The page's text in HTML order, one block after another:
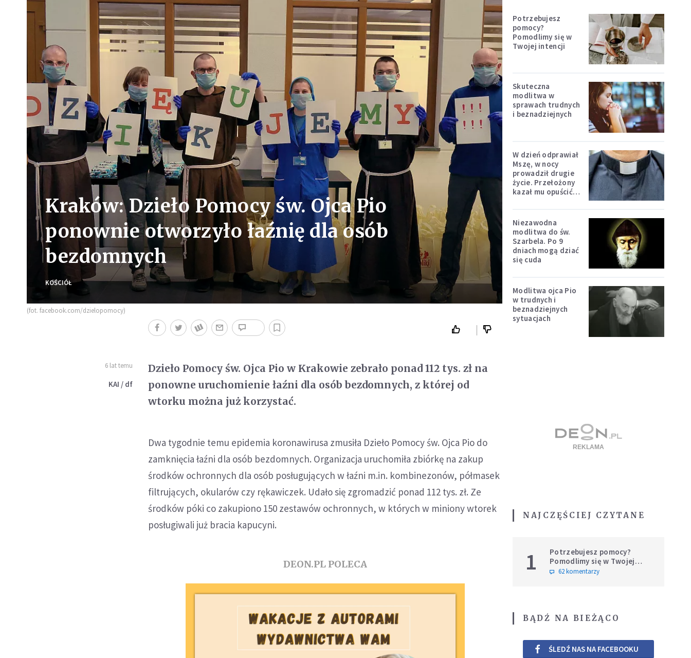
Kraków: Dzieło Pomocy św. Ojca Pio
ponownie otworzyło łaźnię dla osób
bezdomnych
KOŚCIÓŁ
(fot. facebook.com/dzielopomocy)
6 lat temu
KAI / df
Dzieło Pomocy św. Ojca Pio w Krakowie zebrało ponad 112 tys. zł na
ponowne uruchomienie łaźni dla osób bezdomnych, z której od
wtorku można już korzystać.
Dwa tygodnie temu epidemia koronawirusa zmusiła Dzieło Pomocy św. Ojca Pio do
zamknięcia łaźni dla osób bezdomnych. Organizacja uruchomiła zbiórkę na zakup
środków ochronnych dla osób posługujących w łaźni m.in. kombinezonów, półmasek
filtrujących, okularów czy rękawiczek. Udało się zgromadzić ponad 112 tys. zł. Ze
środków póki co zakupiono 150 zestawów ochronnych, w których w miniony wtorek
posługiwali już bracia kapucyni.
DEON.PL POLECA
Potrzebujesz
pomocy?
Pomodlimy się w
Twojej intencji
Skuteczna
modlitwa w
sprawach trudnych
i beznadziejnych
W dzień odprawiał
Mszę, w nocy
prowadził drugie
życie. Przełożony
kazał mu opuścić
Niezawodna
modlitwa do św.
Szarbela. Po 9
dniach mogą dziać
się cuda
Modlitwa ojca Pio
w trudnych i
beznadziejnych
sytuacjach
NAJCZĘŚCIEJ CZYTANE
1
Potrzebujesz pomocy?
Pomodlimy się w Twojej
intencji
62 komentarzy
BĄDŹ NA BIEŻĄCO
ŚLEDŹ NAS NA FACEBOOKU